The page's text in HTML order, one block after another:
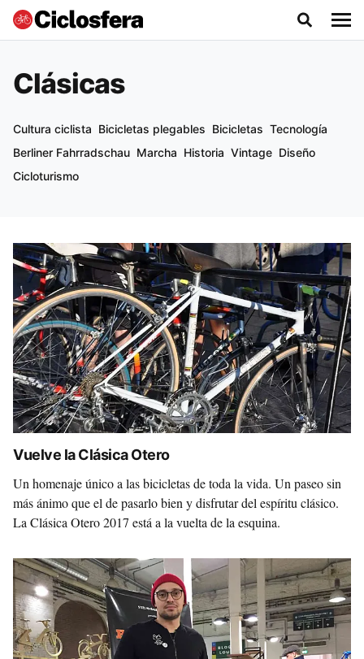
Clásicas
Cultura ciclista Bicicletas plegables Bicicletas Tecnología
Berliner Fahrradschau Marcha Historia Vintage Diseño
Cicloturismo
Vuelve la Clásica Otero
Un homenaje único a las bicicletas de toda la vida. Un paseo sin
más ánimo que el de pasarlo bien y disfrutar del espíritu clásico.
La Clásica Otero 2017 está a la vuelta de la esquina.